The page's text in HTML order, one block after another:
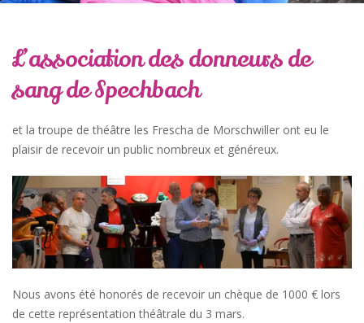
L’association des donneurs de
sang de Spechbach
et la troupe de théâtre les Frescha de Morschwiller ont eu le
plaisir de recevoir un public nombreux et généreux.
Nous avons été honorés de recevoir un chèque de 1000 € lors
de cette représentation théâtrale du 3 mars.